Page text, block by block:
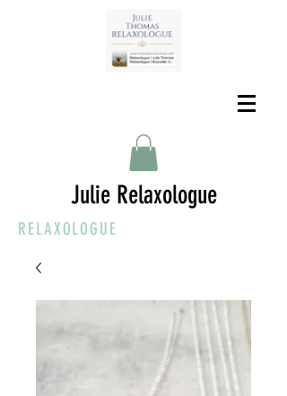
Julie Relaxologue
RELAXOLOGUE